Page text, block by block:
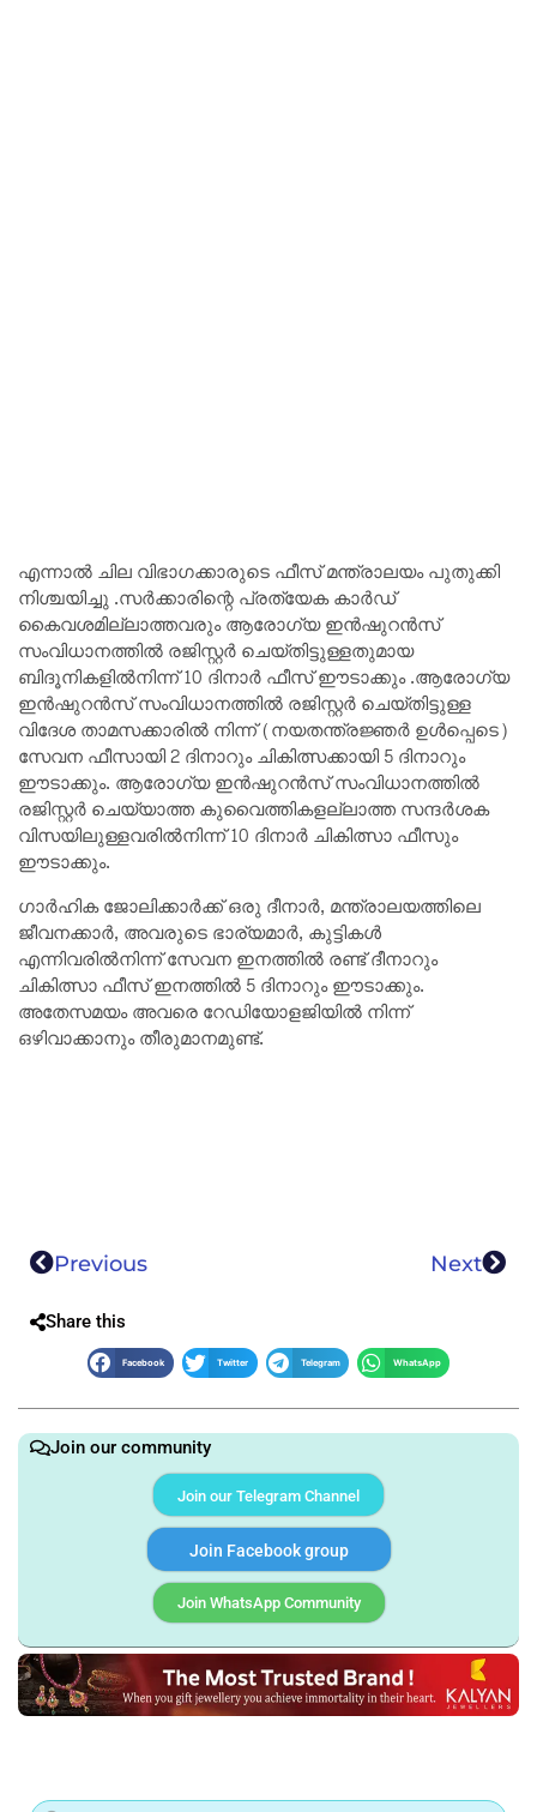
എന്നാൽ ചില വിഭാഗക്കാരുടെ ഫീസ് മന്ത്രാലയം പുതുക്കി
നിശ്ചയിച്ചു .സർക്കാരിന്റെ പ്രത്യേക കാർഡ്
കൈവശമില്ലാത്തവരും ആരോഗ്യ ഇൻഷുറൻസ്
സംവിധാനത്തിൽ രജിസ്റ്റർ ചെയ്തിട്ടുള്ളതുമായ
ബിദൂനികളിൽനിന്ന് 10 ദിനാർ ഫീസ് ഈടാക്കും .ആരോഗ്യ
ഇൻഷുറൻസ് സംവിധാനത്തിൽ രജിസ്റ്റർ ചെയ്തിട്ടുള്ള
വിദേശ താമസക്കാരിൽ നിന്ന് (നയതന്ത്രജ്ഞർ ഉൾപ്പെടെ)
സേവന ഫീസായി 2 ദിനാറും ചികിത്സക്കായി 5 ദിനാറും
ഈടാക്കും. ആരോഗ്യ ഇൻഷുറൻസ് സംവിധാനത്തിൽ
രജിസ്റ്റർ ചെയ്യാത്ത കുവൈത്തികളല്ലാത്ത സന്ദർശക
വിസയിലുള്ളവരിൽനിന്ന് 10 ദിനാർ ചികിത്സാ ഫീസും
ഈടാക്കും.
ഗാർഹിക ജോലിക്കാർക്ക് ഒരു ദീനാർ, മന്ത്രാലയത്തിലെ
ജീവനക്കാർ, അവരുടെ ഭാര്യമാർ, കുട്ടികൾ
എന്നിവരിൽനിന്ന് സേവന ഇനത്തിൽ രണ്ട് ദീനാറും
ചികിത്സാ ഫീസ് ഇനത്തിൽ 5 ദിനാറും ഈടാക്കും.
അതേസമയം അവരെ റേഡിയോളജിയിൽ നിന്ന്
ഒഴിവാക്കാനും തീരുമാനമുണ്ട്.
Previous Next
Share this
Facebook Twitter Telegram WhatsApp
Join our community
Join our Telegram Channel
Join Facebook group
Join WhatsApp Community